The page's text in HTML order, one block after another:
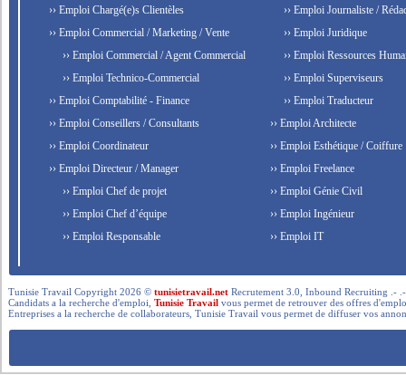
›› Emploi Chargé(e)s Clientèles
›› Emploi Commercial / Marketing / Vente
›› Emploi Commercial / Agent Commercial
›› Emploi Technico-Commercial
›› Emploi Comptabilité - Finance
›› Emploi Conseillers / Consultants
›› Emploi Coordinateur
›› Emploi Directeur / Manager
›› Emploi Chef de projet
›› Emploi Chef d’équipe
›› Emploi Responsable
›› Emploi Journaliste /
›› Emploi Juridique
›› Emploi Ressources
›› Emploi Superviseurs
›› Emploi Traducteur
›› Emploi Architecte
›› Emploi Esthétique / Coiffure
›› Emploi Freelance
›› Emploi Génie Civil
›› Emploi Ingénieur
›› Emploi IT
Tunisie Travail Copyright 2026 ©tunisietravail.net Recrutement 3.0, Inbound Recruiting .-
Candidats a la recherche d'emploi,Tunisie Travail vous permet de retrouver des offres
Entreprises a la recherche de collaborateurs, Tunisie Travail vous permet de diffuser vos